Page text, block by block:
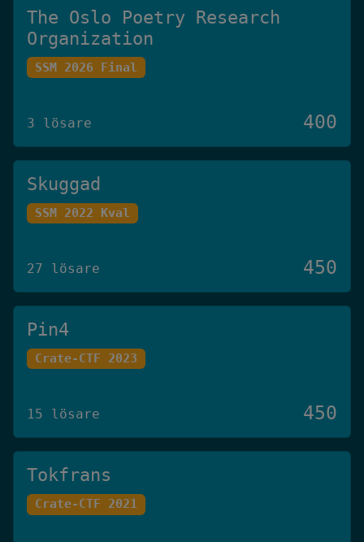
The Oslo Poetry Research
Organization
SSM 2026 Final
3 lösare 400
Skuggad
SSM 2022 Kval
27 lösare 450
Pin4
Crate-CTF 2023
15 lösare 450
Tokfrans
Crate-CTF 2021